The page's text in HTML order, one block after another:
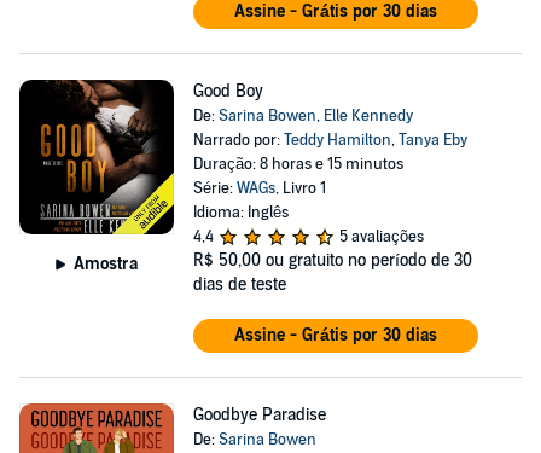
Assine - Grátis por 30 dias
Amostra
Good Boy
De:Sarina Bowen, Elle Kennedy
Narrado por:Teddy Hamilton,Tanya Eby
Duração: 8 horas e 15 minutos
Série:WAGs, Livro 1
Idioma: Inglês
4,4
5 avaliações
R$ 50,00 ou gratuito no período de 30
dias de teste
Assine - Grátis por 30 dias
Goodbye Paradise
De:Sarina Bowen